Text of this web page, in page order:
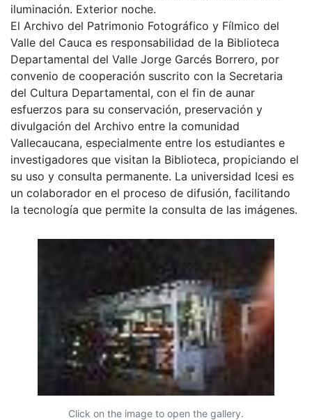
iluminación. Exterior noche.
El Archivo del Patrimonio Fotográfico y Fílmico del
Valle del Cauca es responsabilidad de la Biblioteca
Departamental del Valle Jorge Garcés Borrero, por
convenio de cooperación suscrito con la Secretaria
del Cultura Departamental, con el fin de aunar
esfuerzos para su conservación, preservación y
divulgación del Archivo entre la comunidad
Vallecaucana, especialmente entre los estudiantes e
investigadores que visitan la Biblioteca, propiciando el
su uso y consulta permanente. La universidad Icesi es
un colaborador en el proceso de difusión, facilitando
la tecnología que permite la consulta de las imágenes.
Click on the image to open the gallery.